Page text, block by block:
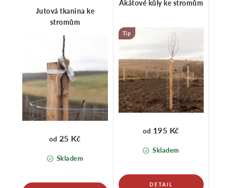
Jutová tkanina ke
stromům
Skladem
od 25 Kč
Akátové kůly ke stromům
Tip
Skladem
od 195 Kč